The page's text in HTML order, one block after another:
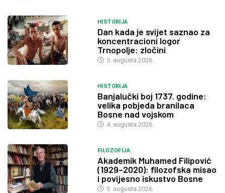
HISTORIJA
Dan kada je svijet saznao za
koncentracioni logor
Trnopolje: zločini
5. augusta 2026.
HISTORIJA
Banjalučki boj 1737. godine:
velika pobjeda branilaca
Bosne nad vojskom
4. augusta 2026.
FILOZOFIJA
Akademik Muhamed Filipović
(1929–2020): filozofska misao
i povijesno iskustvo Bosne
3. augusta 2026.